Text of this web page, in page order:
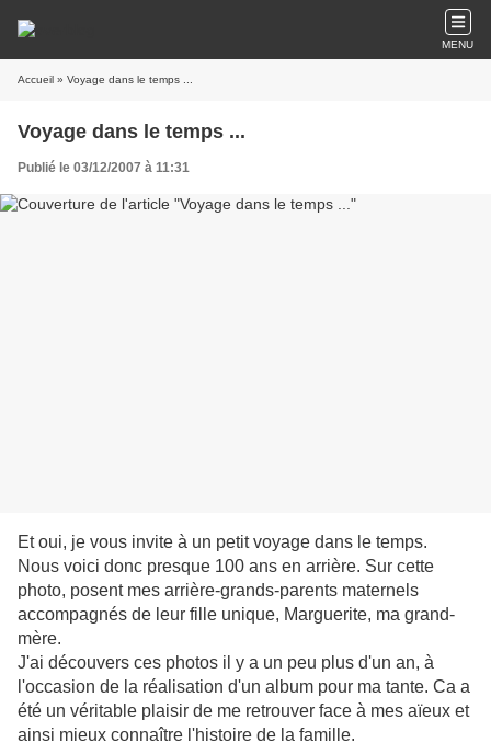
MENU
Accueil » Voyage dans le temps ...
Voyage dans le temps ...
Publié le 03/12/2007 à 11:31
Et oui, je vous invite à un petit voyage dans le temps.
Nous voici donc presque 100 ans en arrière. Sur cette
photo, posent mes arrière-grands-parents maternels
accompagnés de leur fille unique, Marguerite, ma grand-
mère.
J'ai découvers ces photos il y a un peu plus d'un an, à
l'occasion de la réalisation d'un album pour ma tante. Ca a
été un véritable plaisir de me retrouver face à mes aïeux et
ainsi mieux connaître l'histoire de la famille.